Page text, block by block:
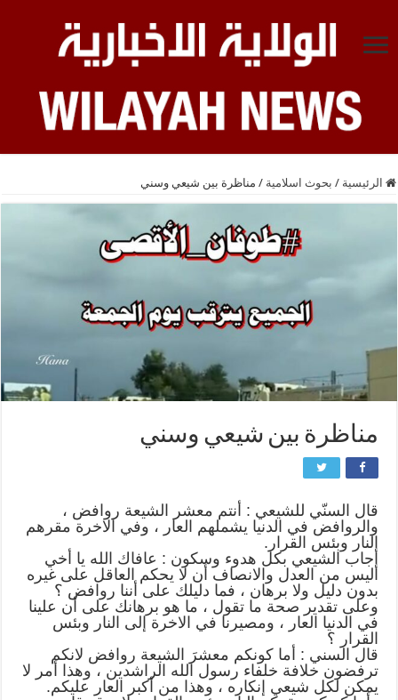
الرئيسية / بحوث اسلامية / مناظرة بين شيعي وسني
مناظرة بين شيعي وسني
قال السنّي للشيعي : أنتم معشر الشيعة روافض ،
والروافض في الدنيا يشملهم العار ، وفي الاخرة مقرهم
النار وبئس القرار.
أجاب الشيعي بكل هدوء وسكون : عافاك الله يا أخي
أليس من العدل والانصاف أن لا يحكم العاقل على غيره
بدون دليل ولا برهان ، فما دليلك على أننا روافض ؟
وعلى تقدير صحة ما تقول ، ما هو برهانك على أن علينا
في الدنيا العار ، ومصيرنا في الاخرة إلى النار وبئس
القرار ؟
قال السني : أما كونكم معشرَ الشيعة روافض لانكم
ترفضون خلافة خلفاء رسول الله الراشدين ، وهذا أمر لا
يمكن لكل شيعي إنكاره ، وهذا من أكبر العار عليكم.